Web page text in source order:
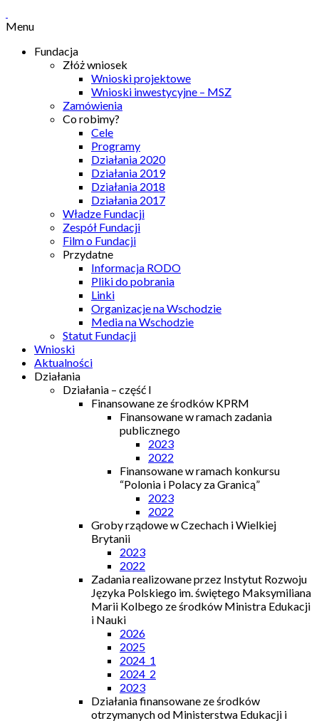
Menu
Fundacja
Złóż wniosek
Wnioski projektowe
Wnioski inwestycyjne – MSZ
Zamówienia
Co robimy?
Cele
Programy
Działania 2020
Działania 2019
Działania 2018
Działania 2017
Władze Fundacji
Zespół Fundacji
Film o Fundacji
Przydatne
Informacja RODO
Pliki do pobrania
Linki
Organizacje na Wschodzie
Media na Wschodzie
Statut Fundacji
Wnioski
Aktualności
Działania
Działania – część I
Finansowane ze środków KPRM
Finansowane w ramach zadania
publicznego
2023
2022
Finansowane w ramach konkursu
“Polonia i Polacy za Granicą”
2023
2022
Groby rządowe w Czechach i Wielkiej
Brytanii
2023
2022
Zadania realizowane przez Instytut Rozwoju
Języka Polskiego im. świętego Maksymiliana
Marii Kolbego ze środków Ministra Edukacji
i Nauki
2026
2025
2024_1
2024_2
2023
Działania finansowane ze środków
otrzymanych od Ministerstwa Edukacji i